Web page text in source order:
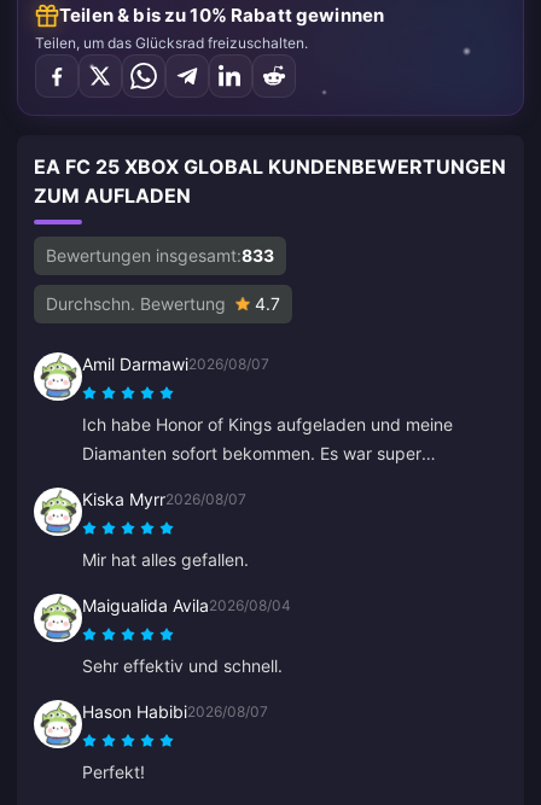
Teilen & bis zu 10% Rabatt gewinnen
Teilen, um das Glücksrad freizuschalten.
EA FC 25 XBOX GLOBAL KUNDENBEWERTUNGEN
ZUM AUFLADEN
Bewertungen insgesamt:833
Durchschn. Bewertung 4.7
Amil Darmawi2026/08/07
Ich habe Honor of Kings aufgeladen und meine
Diamanten sofort bekommen. Es war super
Kiska Myrr2026/08/07
Mir hat alles gefallen.
Maigualida Avila2026/08/04
Sehr effektiv und schnell.
Hason Habibi2026/08/07
Perfekt!